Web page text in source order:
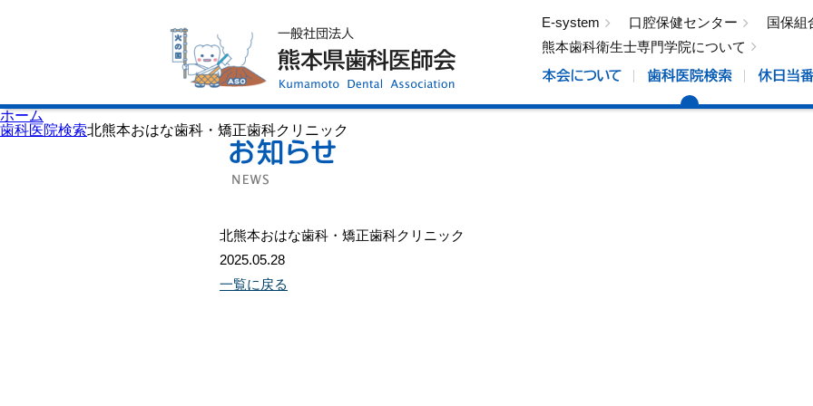
E-system 口腔保健センター
国保組
熊本歯科衛生士専門学院について
ホーム
歯科医院検索北熊本おはな歯科・矯正歯科クリニック
北熊本おはな歯科・矯正歯科クリニック
2025.05.28
一覧に戻る
歯科医院検索
休日当番医
イベント案内
歯の豆知識
口腔保健センター
国保組合からのお知らせ
熊本歯科衛生士専門学院
会員専用ページ
プライバシーポリシー
サイトマップ